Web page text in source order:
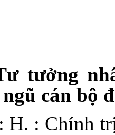
tưởng
cán bộ
H. : Chính